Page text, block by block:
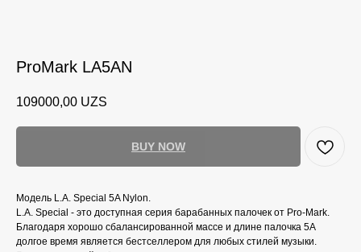
ProMark LA5AN
109000,00 UZS
BUY NOW
Модель L.A. Special 5A Nylon.
L.A. Special - это доступная серия барабанных палочек от Pro-Mark.
Благодаря хорошо сбалансированной массе и длине палочка 5A
долгое время является бестселлером для любых стилей музыки.